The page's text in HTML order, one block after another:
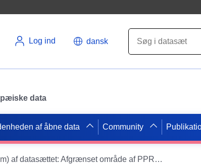
Log ind dansk
data
af åbne data Community
Simpel downloadtjeneste (Atom) af datasættet: Afgrænset område af PPRN-oversvømmelsen af kommunen Kondom (Ger)